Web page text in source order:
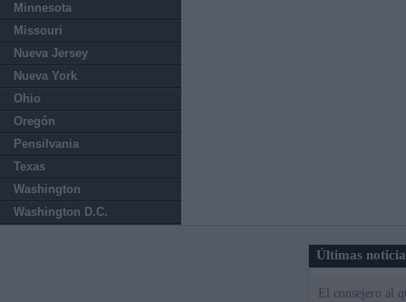
Minnesota
Missouri
Nueva Jersey
Nueva York
Ohio
Oregón
Pensilvania
Texas
Washington
Washington D.C.
Últimas
El consejero al